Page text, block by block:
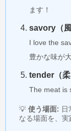
ます！
savory（風
I love the
豊かな味が
tender（柔
The meat is
💡 使う場面: 日
なる場面を、実